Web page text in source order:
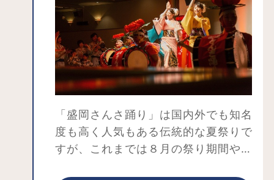
るほか、十和田湖、八幡平、角館、浄
土ヶ浜、平泉といった観光名所へのア
クセスもしやすく、北東北の観光拠点
としてもおすすめ。温泉街には大小さ
まざま宿があり、お気に入りの宿が見
つけられそうです。
夏の御所湖まつりでは湖上に美しい花
火が打ち上げられます。桜、新緑、紅
葉、雪景色…四季折々の風景を湖ととも
「盛岡さんさ踊り」は国内外でも知名
度も高く人気もある伝統的な夏祭りで
すが、これまでは８月の祭り期間やイ